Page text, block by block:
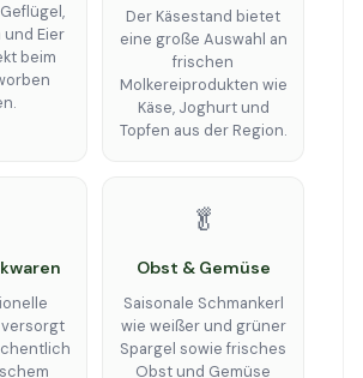
Eier
beim
Der Käsestand bietet
eine große Auswahl an
frischen
Molkereiprodukten wie
Käse, Joghurt und
Topfen aus der Region.
🥬
Obst & Gemüse
Saisonale Schmankerl
wie weißer und grüner
Spargel sowie frisches
Obst und Gemüse